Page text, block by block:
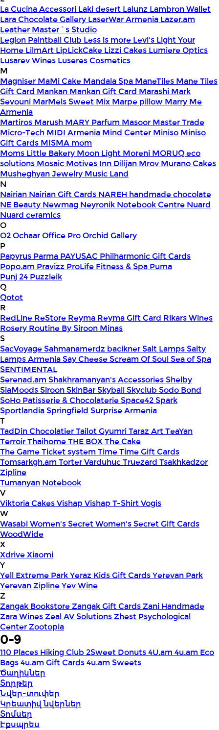
La Cucina Accessori Laki desert Lalunz Lambron Wallet
Lara Chocolate Gallery LaserWar Armenia Lazer.am
Leather Master`s Studio
Legion Paintball Club Less is more Levi's Light Your
Home LilmArt LipLickCake Lizzi Cakes Lumiere Optics
Lusarev Wines Luseres Cosmetics
M
Magniser MaMi Cake Mandala Spa ManeTiles Mane Tiles
Gift Card Mankan Mankan Gift Card Marashi Mark
Sevouni MarMels Sweet Mix Marpe pillow Marry Me
Armenia
Martiros Marush MARY Parfum Masoor Master Trade
Micro-Tech MIDI Armenia Mind Center Miniso Miniso
Gift Cards MISMA mom
Moms Little Bakery Moon Light Moreni MORUQ eco
solutions Mosaic Motives Inn Dilijan Mrov Murano Cakes
Musheghyan Jewelry Music Land
N
Nairian Nairian Gift Cards NAREH handmade chocolate
NE Beauty Newmag Neyronik Notebook Centre Nuard
Nuard ceramics
O
O2OchaarOffice ProOrchid Gallery
P
Papyrus Parma PAYUSAC Philharmonic Gift Cards
Popo.am Pravizz ProLife Fitness & Spa Puma
Punj 24 Puzzleik
Q
Qotot
R
RedLine ReStore Reyma Reyma Gift Card Rikars Wines
Rosery Routine By Siroon Minas
S
SacVoyageSahmanamerdz baciknerSalt LampsSalty
Lamps ArmeniaSay CheeseScream Of SoulSea of Spa
SENTIMENTAL
Serenad.am Shakhramanyan's AccessoriesShelby
SiaMoodsSiroon SkinBarSkyballSkyclub Sodo Bond
SoHo Patisserie & ChocolaterieSpace42Spark
SportlandiaSpringfield Surprise Armenia
T
TadDin ChocolatierTailot GyumriTaraz ArtTeaYan
TerroirThaihomeTHE BOXThe Cake
The GameTicket system TimeTime Gift Cards
Tomsarkgh.am Torter VarduhucTruezard Tsakhkadzor
Zipline
Tumanyan Notebook
V
Viktoria CakesVishap Vishap T-ShirtVogis
W
WasabiWomen's SecretWomen's Secret Gift Cards
WoodWide
X
XdriveXiaomi
Y
Yell Extreme ParkYeraz Kids Gift CardsYerevan Park
Yerevan ZiplineYev Wine
Z
Zangak BookstoreZangak Gift CardsZani Handmade
Zara WinesZeal AV SolutionsZhest Psychological
CenterZootopia
0-9
110 Places Hiking Club 2Sweet Donuts4U.am 4u.am Eco
Bags4u.am Gift Cards4u.am Sweets
Ծաղիկներ
Տորթեր
Նվեր-տուփեր
Կրեատիվ նվերներ
Տոմսեր
Էքսպրես